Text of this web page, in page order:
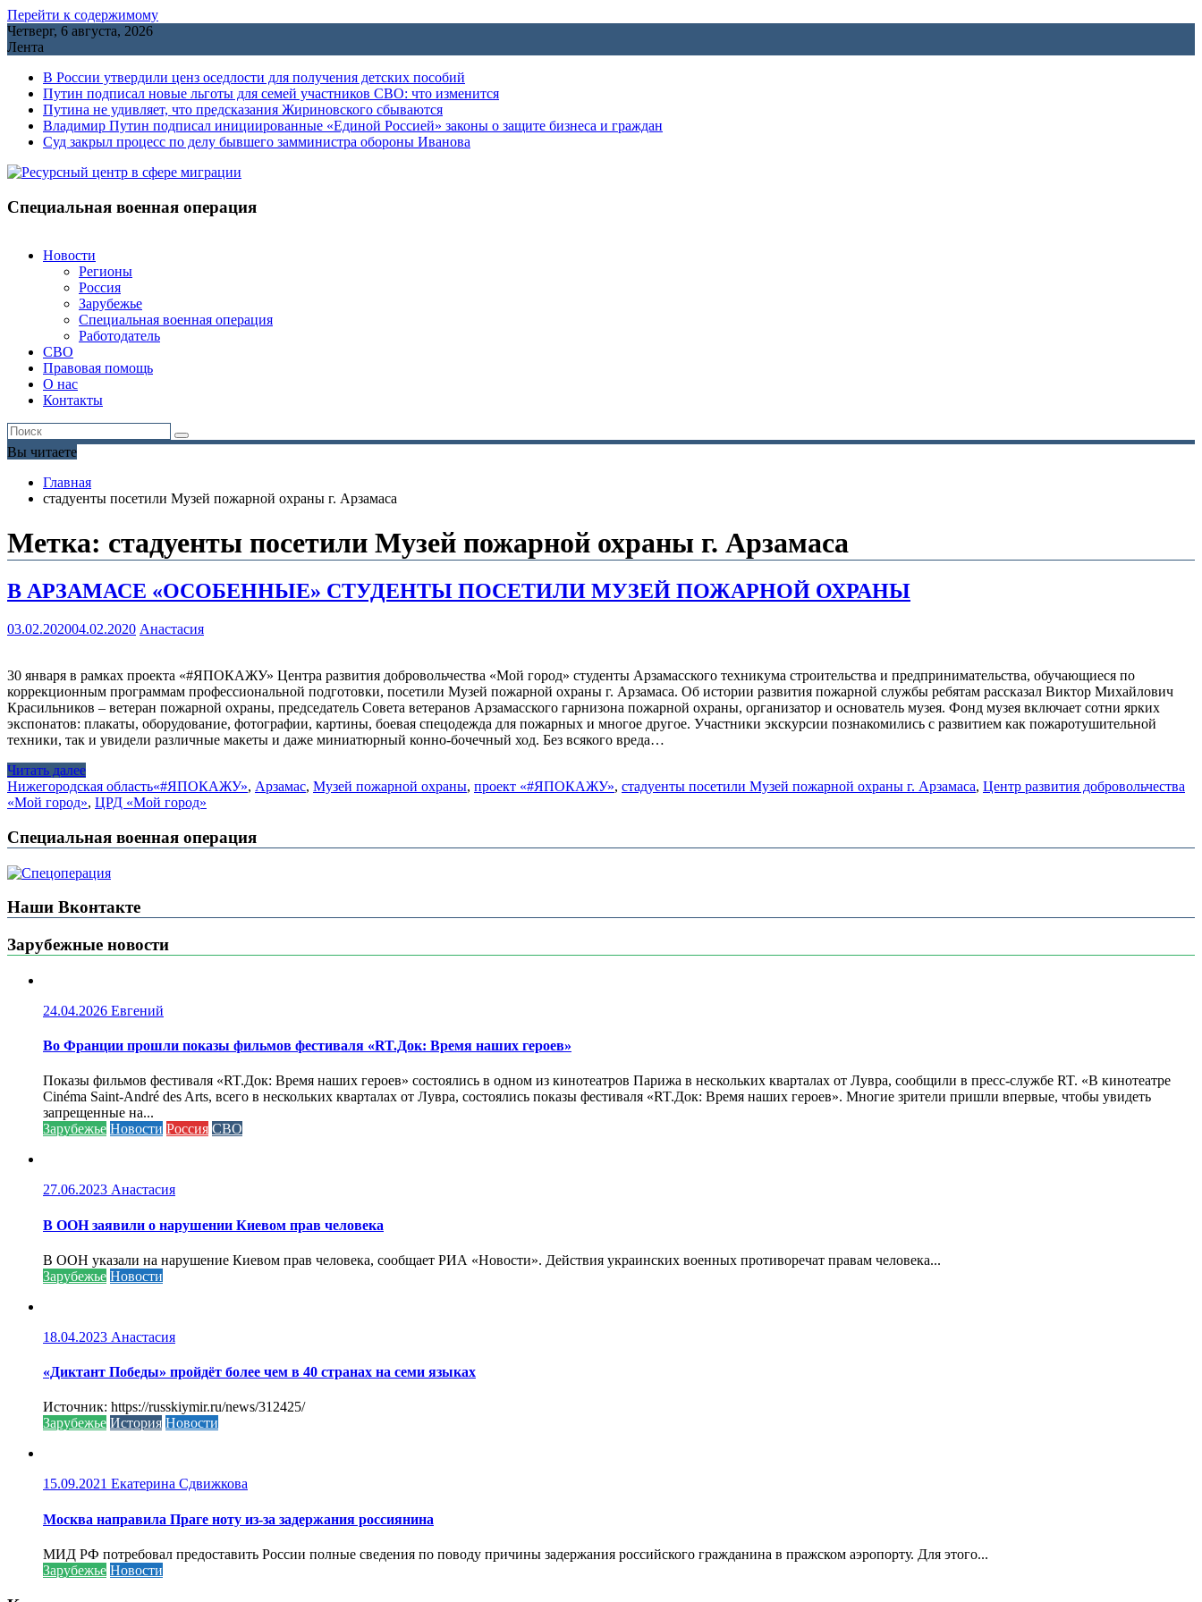
Перейти к содержимому
Четверг, 6 августа, 2026
Лента
В России утвердили ценз оседлости для получения детских пособий
Путин подписал новые льготы для семей участников СВО: что изменится
Путина не удивляет, что предсказания Жириновского сбываются
Владимир Путин подписал инициированные «Единой Россией» законы о защите бизнеса и граждан
Cуд закрыл процесс по делу бывшего замминистра обороны Иванова
Специальная военная операция
Новости
Регионы
Россия
Зарубежье
Специальная военная операция
Работодатель
СВО
Правовая помощь
О нас
Контакты
Вы читаете
Главная
стадуенты посетили Музей пожарной охраны г. Арзамаса
Метка: стадуенты посетили Музей пожарной охраны г. Арзамаса
В АРЗАМАСЕ «ОСОБЕННЫЕ» СТУДЕНТЫ ПОСЕТИЛИ МУЗЕЙ ПОЖАРНОЙ ОХРАНЫ
03.02.202004.02.2020 Анастасия
30 января в рамках проекта «#ЯПОКАЖУ» Центра развития добровольчества «Мой город» студенты Арзамасского техникума строительства и предпринимательства, обучающиеся по
коррекционным программам профессиональной подготовки, посетили Музей пожарной охраны г. Арзамаса. Об истории развития пожарной службы ребятам рассказал Виктор Михайлович
Красильников – ветеран пожарной охраны, председатель Совета ветеранов Арзамасского гарнизона пожарной охраны, организатор и основатель музея. Фонд музея включает сотни ярких
экспонатов: плакаты, оборудование, фотографии, картины, боевая спецодежда для пожарных и многое другое. Участники экскурсии познакомились с развитием как пожаротушительной
техники, так и увидели различные макеты и даже миниатюрный конно-бочечный ход. Без всякого вреда…
Читать далее
Нижегородская область«#ЯПОКАЖУ», Арзамас, Музей пожарной охраны, проект «#ЯПОКАЖУ», стадуенты посетили Музей пожарной охраны г. Арзамаса, Центр развития добровольчества
«Мой город», ЦРД «Мой город»
Специальная военная операция
Наши Вконтакте
Зарубежные новости
24.04.2026 Евгений
Во Франции прошли показы фильмов фестиваля «RT.Док: Время наших героев»
Показы фильмов фестиваля «RT.Док: Время наших героев» состоялись в одном из кинотеатров Парижа в нескольких кварталах от Лувра, сообщили в пресс-службе RT. «В кинотеатре
Cinéma Saint-André des Arts, всего в нескольких кварталах от Лувра, состоялись показы фестиваля «RT.Док: Время наших героев». Многие зрители пришли впервые, чтобы увидеть
запрещенные на...
Зарубежье Новости Россия СВО
27.06.2023 Анастасия
В ООН заявили о нарушении Киевом прав человека
В ООН указали на нарушение Киевом прав человека, сообщает РИА «Новости». Действия украинских военных противоречат правам человека...
Зарубежье Новости
18.04.2023 Анастасия
«Диктант Победы» пройдёт более чем в 40 странах на семи языках
Источник: https://russkiymir.ru/news/312425/
Зарубежье История Новости
15.09.2021 Екатерина Сдвижкова
Москва направила Праге ноту из-за задержания россиянина
МИД РФ потребовал предоставить России полные сведения по поводу причины задержания российского гражданина в пражском аэропорту. Для этого...
Зарубежье Новости